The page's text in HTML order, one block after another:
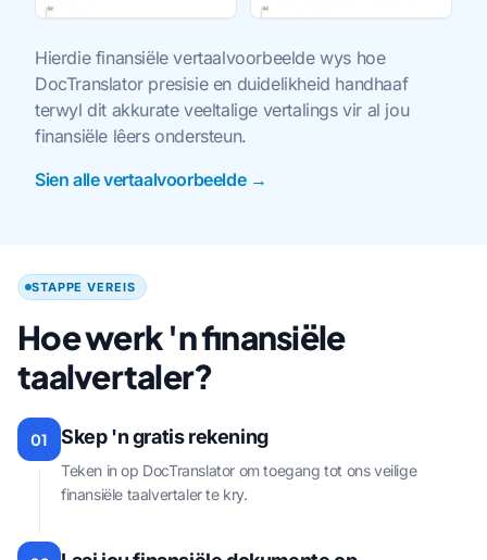
Hierdie finansiële vertaalvoorbeelde wys hoe
DocTranslator presisie en duidelikheid handhaaf
terwyl dit akkurate veeltalige vertalings vir al jou
finansiële lêers ondersteun.
Sien alle vertaalvoorbeelde →
STAPPE VEREIS
Hoe werk 'n finansiële
taalvertaler?
01 Skep 'n gratis rekening
Teken in op DocTranslator om toegang tot ons veilige
finansiële taalvertaler te kry.